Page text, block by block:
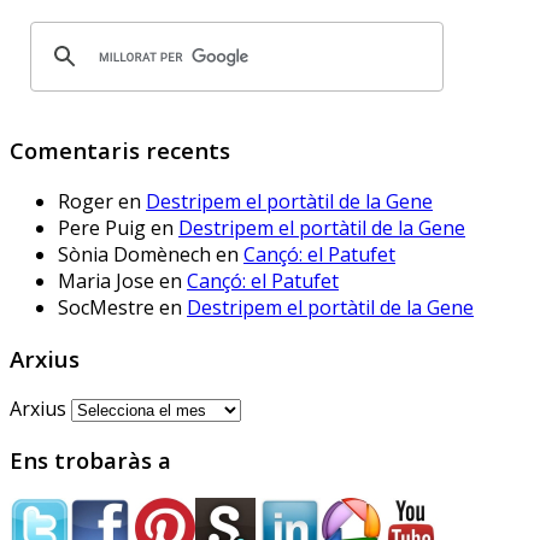
no protegirem les dades dels
www.deia.eus/actualidad/s...
Educación ensaya una
aprendizaje ‘online’
alternativa a Google
Workplace for Education
Seis centros educativos
públicos prueban IRADI,
una herramienta de
alojarán en servidores del
Gobierno vasco
Comentaris recents
Rogeren Destripem el portàtil de la Gene
Pere Puigen Destripem el portàtil de la Gene
Sònia Domènech en Cançó: el Patufet
Maria Jose en Cançó: el Patufet
SocMestre en Destripem el portàtil de la Gene
Arxius
Arxius
Ens trobaràs a